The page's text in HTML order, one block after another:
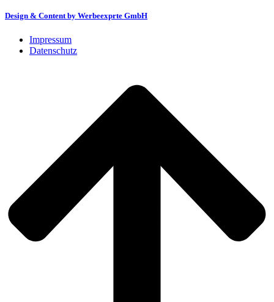
Design & Content by Werbeexprte GmbH
Impressum
Datenschutz